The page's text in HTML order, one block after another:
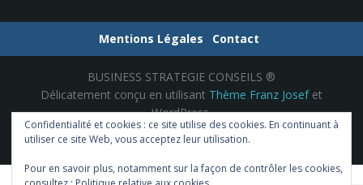
Mentions Légales Contact
BUSINESS STRATEGIE CONSEILS ®
Délicatement conçu en utilisant Thème Franz Josefet
WordPress.
Confidentialité et cookies : ce site utilise des cookies. En continuant à
utiliser ce site Web, vous acceptez leur utilisation.
Pour en savoir plus, notamment sur la façon de contrôler les cookies,